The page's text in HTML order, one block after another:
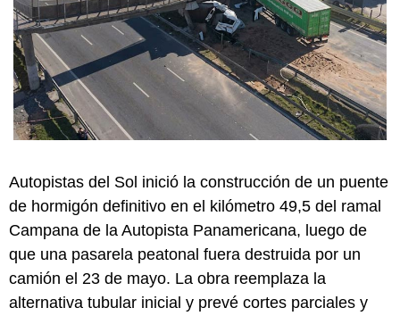
Autopistas del Sol inició la construcción de un puente
de hormigón definitivo en el kilómetro 49,5 del ramal
Campana de la Autopista Panamericana, luego de
que una pasarela peatonal fuera destruida por un
camión el 23 de mayo. La obra reemplaza la
alternativa tubular inicial y prevé cortes parciales y